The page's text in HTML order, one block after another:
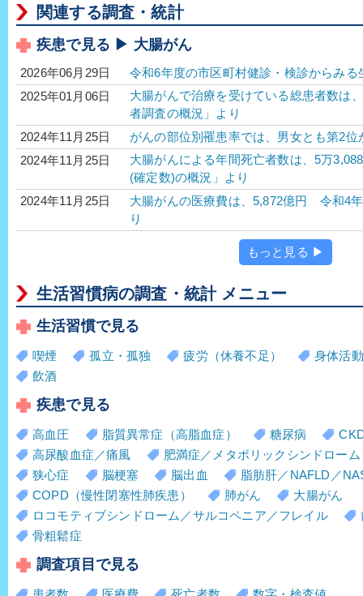
関連する調査・統計
疾患で見る ▶ 大腸がん
2026年06月29日
令和6年度の市区町村健診・検診からみ
2025年01月06日
大腸がんで治療を受けている総患者数は
者調査の概況」より
2024年11月25日
がんの部位別罹患率では、男女とも第2
2024年11月25日
大腸がんによる年間死亡者数は、5万
(確定数)の概況」より
2024年11月25日
大腸がんの医療費は、5,872億円 令和4
り
もっと見る ▶
生活習慣病の調査・統計 メニュー
生活習慣で見る
喫煙 孤立・孤独 疲労（休養不足）
身体活
飲酒
疾患で見る
高血圧 脂質異常症（高脂血症） 糖尿病
高尿酸血症／痛風
肥満症／メタボリックシンドローム
狭心症
脳梗塞 脳出血
脂肪肝／NAFLD／
COPD（慢性閉塞性肺疾患）
肺がん
大腸がん
ロコモティブシンドローム／サルコペニア／フレイル
骨粗鬆症
調査項目で見る